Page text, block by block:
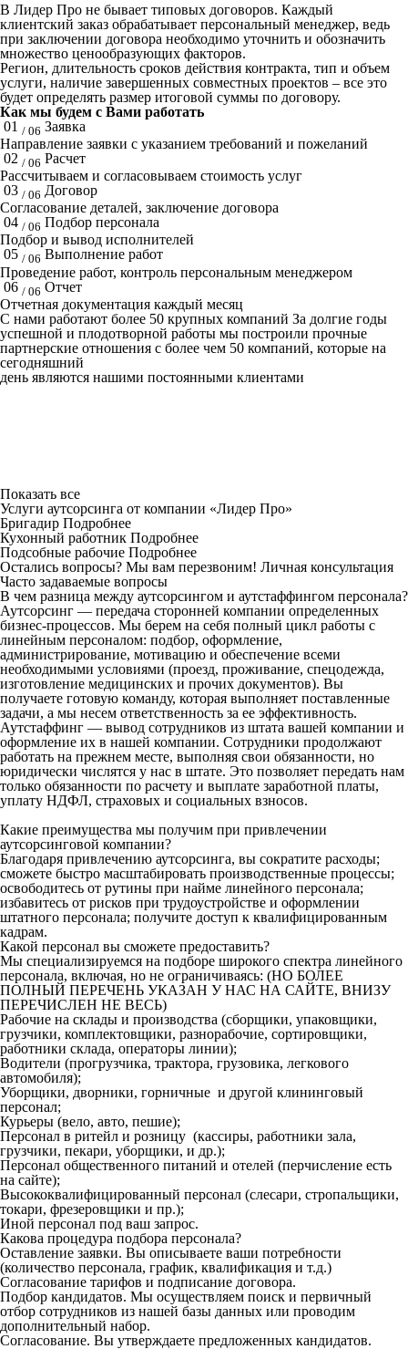
В Лидер Про не бывает типовых договоров. Каждый
клиентский заказ обрабатывает персональный менеджер, ведь
при заключении договора необходимо уточнить и обозначить
множество ценообразующих факторов.
Регион, длительность сроков действия контракта, тип и объем
услуги, наличие завершенных совместных проектов – все это
будет определять размер итоговой суммы по договору.
Как мы будем с Вами работать
01 / 06 Заявка
Направление заявки с указанием требований и пожеланий
02 / 06 Расчет
Рассчитываем и согласовываем стоимость услуг
03 / 06 Договор
Согласование деталей, заключение договора
04 / 06 Подбор персонала
Подбор и вывод исполнителей
05 / 06 Выполнение работ
Проведение работ, контроль персональным менеджером
06 / 06 Отчет
Отчетная документация каждый месяц
C нами работают более 50 крупных компаний За долгие годы
успешной и плодотворной работы мы построили прочные
партнерские отношения с более чем 50 компаний, которые на
сегодняшний
день являются нашими постоянными клиентами
Показать все
Услуги аутсорсинга от компании «Лидер Про»
Бригадир Подробнее
Кухонный работник Подробнее
Подсобные рабочие Подробнее
Остались вопросы? Мы вам перезвоним! Личная консультация
Часто задаваемые вопросы
В чем разница между аутсорсингом и аутстаффингом персонала?
Аутсорсинг — передача сторонней компании определенных
бизнес-процессов. Мы берем на себя полный цикл работы с
линейным персоналом: подбор, оформление,
администрирование, мотивацию и обеспечение всеми
необходимыми условиями (проезд, проживание, спецодежда,
изготовление медицинских и прочих документов). Вы
получаете готовую команду, которая выполняет поставленные
задачи, а мы несем ответственность за ее эффективность.
Аутстаффинг — вывод сотрудников из штата вашей компании и
оформление их в нашей компании. Сотрудники продолжают
работать на прежнем месте, выполняя свои обязанности, но
юридически числятся у нас в штате. Это позволяет передать нам
только обязанности по расчету и выплате заработной платы,
уплату НДФЛ, страховых и социальных взносов.
Какие преимущества мы получим при привлечении
аутсорсинговой компании?
Благодаря привлечению аутсорсинга, вы сократите расходы;
сможете быстро масштабировать производственные процессы;
освободитесь от рутины при найме линейного персонала;
избавитесь от рисков при трудоустройстве и оформлении
штатного персонала; получите доступ к квалифицированным
кадрам.
Какой персонал вы сможете предоставить?
Мы специализируемся на подборе широкого спектра линейного
персонала, включая, но не ограничиваясь: (НО БОЛЕЕ
ПОЛНЫЙ ПЕРЕЧЕНЬ УКАЗАН У НАС НА САЙТЕ, ВНИЗУ
ПЕРЕЧИСЛЕН НЕ ВЕСЬ)
Рабочие на склады и производства (сборщики, упаковщики,
грузчики, комплектовщики, разнорабочие, сортировщики,
работники склада, операторы линии);
Водители (прогрузчика, трактора, грузовика, легкового
автомобиля);
Уборщики, дворники, горничные и другой клининговый
персонал;
Курьеры (вело, авто, пешие);
Персонал в ритейл и розницу (кассиры, работники зала,
грузчики, пекари, уборщики, и др.);
Персонал общественного питаний и отелей (перчисление есть
на сайте);
Высококвалифицированный персонал (слесари, стропальщики,
токари, фрезеровщики и пр.);
Иной персонал под ваш запрос.
Какова процедура подбора персонала?
Оставление заявки. Вы описываете ваши потребности
(количество персонала, график, квалификация и т.д.)
Согласование тарифов и подписание договора.
Подбор кандидатов. Мы осуществляем поиск и первичный
отбор сотрудников из нашей базы данных или проводим
дополнительный набор.
Согласование. Вы утверждаете предложенных кандидатов.